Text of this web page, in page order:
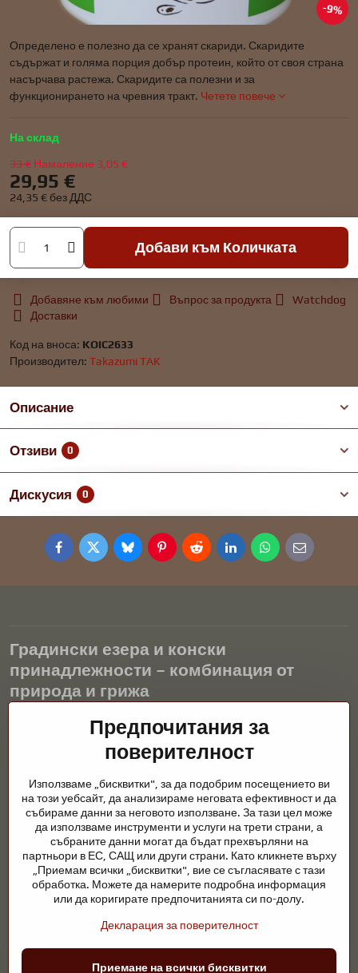
9%
Определено е полезно да се хранят скариди. Скаридите
съдържат и голяма порция добър протеин, който от своя страна
насърчава растежа. Скаридите са полезни и за
функционирането на чревния тракт. Четете повече
На склад
33 € Намаление 3,05 €
29,95 €
24,35 € без ДДС
Добави към Количката
Добавяне към любими Въпрос за продукта
Watchdog
Доставки
Код на вноса: KOIC2633
Производител: Takazumi TAK
Описание
Отзиви 0
Дискусия 0
FacebookTwitterBlueskyPinterestRedditLinkedInWhatsApp
E-
mail
Градински езера и конски
принадлежности – комбинация от
природа и грижа
Градинските езера са красиво допълнение към всеки екстериор
и създават хармонична среда за релаксация и живот на водните
животни. Правилната технология, филтрацията и редовната
през цялата година. Също толкова важна е грижата за
животните, които са част от нашия живот.
Конете се нуждаят от висококачествени конски принадлежности,
правилно хранене и отговорни грижи, за да бъдат здрави, силни
и доволни. Независимо дали става въпрос за екипировка за
ездачи, развъдчици или любители на природата, целта е да се
създаде среда, която подкрепя естествения баланс,
©2026Авторско право
Предпочитания за
поверителност
Използваме „бисквитки", за да подобрим посещението ви
на този уебсайт, да анализираме неговата ефективност и да
събираме данни за неговото използване. За тази цел може
да използваме инструменти и услуги на трети страни, а
събраните данни могат да бъдат прехвърляни на
партньори в ЕС, САЩ или други страни. Като кликнете върху
„Приемам всички „бисквитки", вие се съгласявате с тази
обработка. Можете да намерите подробна информация
или да коригирате предпочитанията си по-долу.
Декларация за поверителност
Приемане на всички бисквитки